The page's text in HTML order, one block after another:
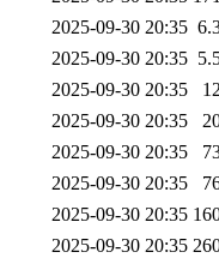
2025-09-30 20:35
2025-09-30 20:35
2025-09-30 20:35
2025-09-30 20:35
2025-09-30 20:35
2025-09-30 20:35
2025-09-30 20:35
2025-09-30 20:35